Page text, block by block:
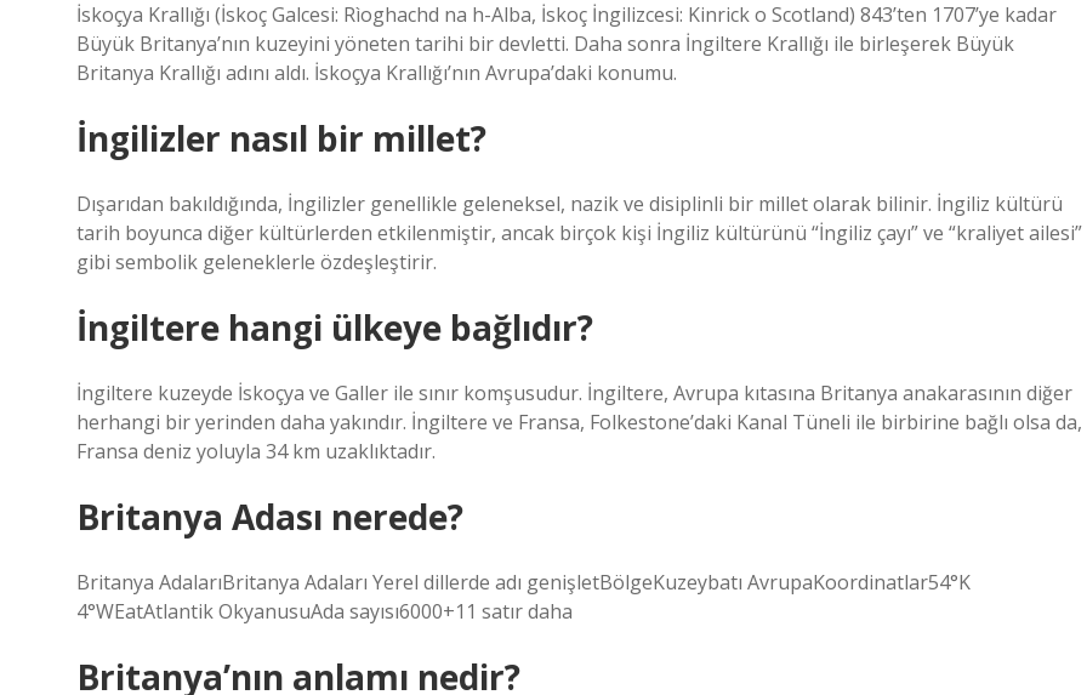
İskoçya Krallığı (İskoç Galcesi: Rìoghachd na h-Alba, İskoç İngilizcesi: Kinrick o Scotland) 843’ten 1707’ye kadar
Büyük Britanya’nın kuzeyini yöneten tarihi bir devletti. Daha sonra İngiltere Krallığı ile birleşerek Büyük
Britanya Krallığı adını aldı. İskoçya Krallığı’nın Avrupa’daki konumu.
İngilizler nasıl bir millet?
Dışarıdan bakıldığında, İngilizler genellikle geleneksel, nazik ve disiplinli bir millet olarak bilinir. İngiliz kültürü
tarih boyunca diğer kültürlerden etkilenmiştir, ancak birçok kişi İngiliz kültürünü “İngiliz çayı” ve “kraliyet ailesi”
gibi sembolik geleneklerle özdeşleştirir.
İngiltere hangi ülkeye bağlıdır?
İngiltere kuzeyde İskoçya ve Galler ile sınır komşusudur. İngiltere, Avrupa kıtasına Britanya anakarasının diğer
herhangi bir yerinden daha yakındır. İngiltere ve Fransa, Folkestone’daki Kanal Tüneli ile birbirine bağlı olsa da,
Fransa deniz yoluyla 34 km uzaklıktadır.
Britanya Adası nerede?
Britanya AdalarıBritanya Adaları Yerel dillerde adı genişletBölgeKuzeybatı AvrupaKoordinatlar54°K
4°WEatAtlantik OkyanusuAda sayısı6000+11 satır daha
Britanya’nın anlamı nedir?